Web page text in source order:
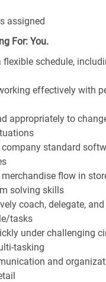
assigned
For: You.
flexible schedule,
effectively with
appropriately to
standard
flow in
solving skills
coach, delegate,
tasks
under challenging
tasking
and